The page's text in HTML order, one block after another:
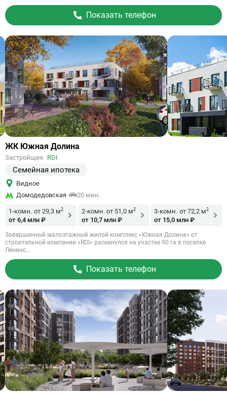
Показать телефон
Ссылка
объект
ЖК Южная Долина
Застройщик RDI
Семейная ипотека
Видное
Домодедовская
20 мин.
1-комн. от 29,3 м2
от 6,4 млн ₽
2-комн. от 51,0 м2
от 10,7 млн ₽
3-комн. от 72,2 м2
от 15,0 млн ₽
Завершенный малоэтажный жилой комплекс «Южная Долина» от
строительной компании «RDI» раскинулся на участке 90 га в поселке
Ленинс...
Показать телефон